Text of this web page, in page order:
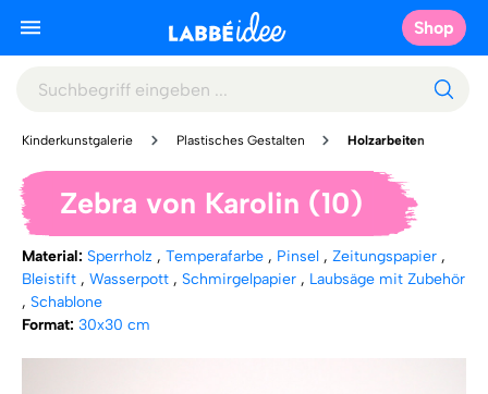
Shop
Kinderkunstgalerie Plastisches Gestalten Holzarbeiten
Zebra von Karolin (10)
Material: Sperrholz , Temperafarbe , Pinsel , Zeitungspapier ,
Bleistift , Wasserpott , Schmirgelpapier , Laubsäge mit Zubehör
, Schablone
Format: 30x30 cm